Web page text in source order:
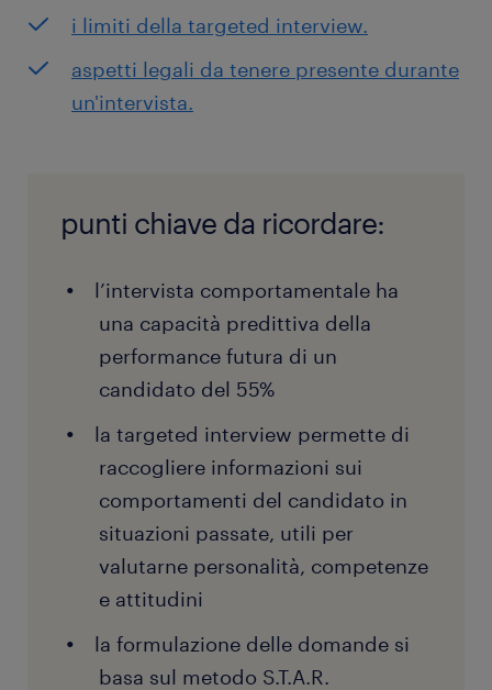
i limiti della targeted interview.
aspetti legali da tenere presente durante
un'intervista.
punti chiave da ricordare:
l’intervista comportamentale ha
una capacità predittiva della
performance futura di un
candidato del 55%
la targeted interview permette di
raccogliere informazioni sui
comportamenti del candidato in
situazioni passate, utili per
valutarne personalità, competenze
e attitudini
la formulazione delle domande si
basa sul metodo S.T.A.R.